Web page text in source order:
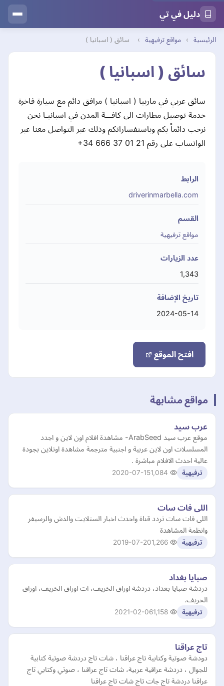
دليل في تي
الرئيسية › مواقع ترفيهية › سائق ( اسبانيا )
سائق ( اسبانيا )
سائق عربي في ماربيا ( اسبانيا ) مرافق دائم مع سيارة فاخرة
خدمة توصيل مطارات الى كافـــة المدن في اسبانيـا نحن
نرحب دائماً بكم وباستفساراتكم وذلك عبر التواصل معنا عبر
الواتساب على رقم ‏‎+34 666 37 01 21‎‏
الرابط
driverinmarbella.com
القسم
مواقع ترفيهية
عدد الزيارات
1,343
تاريخ الإضافة
2024-05-14
افتح الموقع
مواقع مشابهة
عرب سيد
موقع ‎عرب سيد ArabSeed- مشاهدة افلام اون لاين و اجدد
المسلسلات اون لاين عربية و اجنبية مترجمة مشاهدة اونلاين بجودة
عالية احدث الافلام مباشرة .
ترفيهية 2020-07-15
اللى فات سات
اللى فات سات تردد قناة واحدث اخبار الستلايت والدش والرسيفر
وانظمة المشاهدة
ترفيهية 2019-07-20
صبايا بغداد
دردشة صبايا بغداد، دردشة اوراق الخريف، ات اوراق الخريف، اوراق
الخريف.
ترفيهية 2021-02-06
تاج عراقنا
دودشة صوتية وكتابية تاج عراقنا ، شات تاج دردشة صوتية كتابية
للجوال ، دردشة عراقية عربية، شات تاج عراقنا ، صوتي وكتابي تاج
عراقنا دردشة تاج جات تاج شات تاج عراقنا